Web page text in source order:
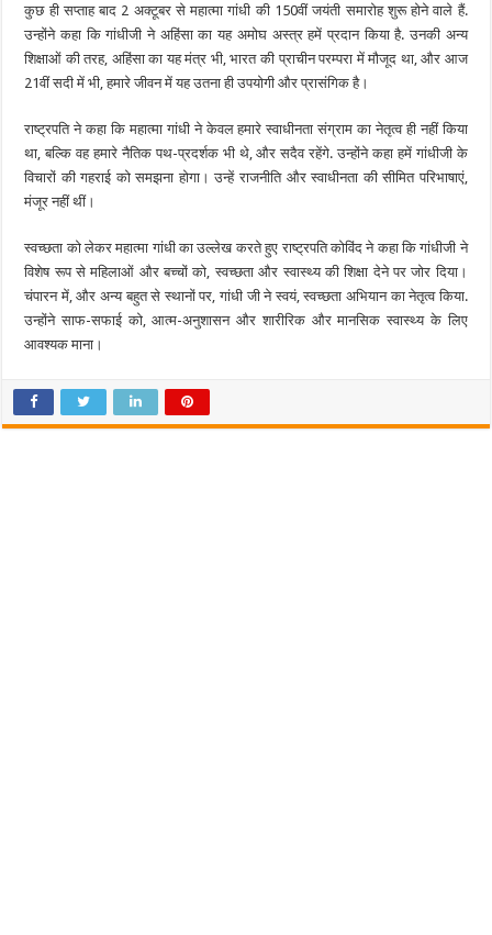
कुछ ही सप्ताह बाद 2 अक्टूबर से महात्मा गांधी की 150वीं जयंती समारोह शुरू होने वाले हैं.
उन्होंने कहा कि गांधीजी ने अहिंसा का यह अमोघ अस्त्र हमें प्रदान किया है. उनकी अन्य
शिक्षाओं की तरह, अहिंसा का यह मंत्र भी, भारत की प्राचीन परम्परा में मौजूद था, और आज
21वीं सदी में भी, हमारे जीवन में यह उतना ही उपयोगी और प्रासंगिक है।
राष्ट्रपति ने कहा कि महात्मा गांधी ने केवल हमारे स्वाधीनता संग्राम का नेतृत्व ही नहीं किया
था, बल्कि वह हमारे नैतिक पथ-प्रदर्शक भी थे, और सदैव रहेंगे. उन्होंने कहा हमें गांधीजी के
विचारों की गहराई को समझना होगा। उन्हें राजनीति और स्वाधीनता की सीमित परिभाषाएं,
मंजूर नहीं थीं।
स्वच्छता को लेकर महात्मा गांधी का उल्लेख करते हुए राष्ट्रपति कोविंद ने कहा कि गांधीजी ने
विशेष रूप से महिलाओं और बच्चों को, स्वच्छता और स्वास्थ्य की शिक्षा देने पर जोर दिया।
चंपारन में, और अन्य बहुत से स्थानों पर, गांधी जी ने स्वयं, स्वच्छता अभियान का नेतृत्व किया.
उन्होंने साफ-सफाई को, आत्म-अनुशासन और शारीरिक और मानसिक स्वास्थ्य के लिए
आवश्यक माना।